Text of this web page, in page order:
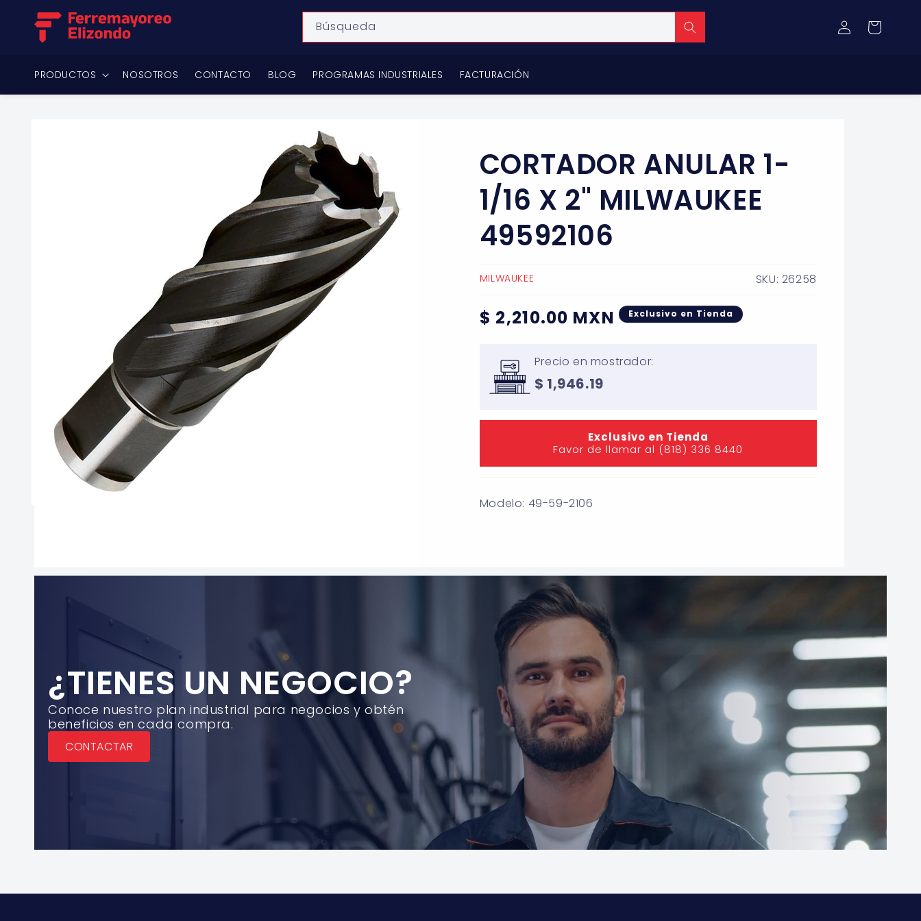
directamente
al contenido
Búsqueda
Iniciar
sesión
Carrito
PRODUCTOS NOSOTROS CONTACTO BLOG PROGRAMAS INDUSTRIALES FACTURACIÓN
CORTADOR ANULAR 1-
1/16 X 2" MILWAUKEE
49592106
MILWAUKEE SKU: 26258
Precio
$ 2,210.00 MXN Exclusivo en Tienda
Precio en mostrador:
$ 1,946.19
Exclusivo en Tienda
Favor de llamar al (818) 336 8440
Modelo: 49-59-2106
¿TIENES UN NEGOCIO?
Conoce nuestro plan industrial para negocios y obtén
beneficios en cada compra.
CONTACTAR